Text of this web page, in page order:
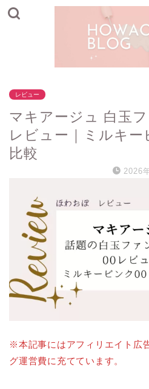
レビュー
マキアージュ 白玉
レビュー｜ミルキ
比較
2026
※本記事にはアフィリエイト広
グ運営費に充てています。